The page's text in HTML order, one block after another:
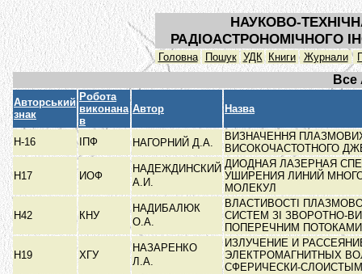
НАУКОВО-
РАДІОАСТРОНОМІЧНОГО
Головна Пошук УДК Книги Журнали
Все
Авторський
знак
Робота
виконана
в
Автор Назва
Н-16 ІПФ НАГОРНИЙ Д.А.
ВИЗНАЧЕННЯ
ВИСОКОЧАСТОТНОГО
Н17 ИОФ
НАДЕЖДИНСКИЙ
А.И.
ДИОДНАЯ ЛАЗЕРНАЯ
УШИРЕНИЯ ЛИНИЙ
МОЛЕКУЛ
Н42 КНУ
НАДИБАЛЮК
О.А.
ВЛАСТИВОСТІ
СИСТЕМ ЗІ ЗВОРОТНО-
ПОПЕРЕЧНИМ
Н19 ХГУ
НАЗАРЕНКО
Л.А.
ИЗЛУЧЕНИЕ И
ЭЛЕКТРОМАГНИТНЫХ
СФЕРИЧЕСКИ-